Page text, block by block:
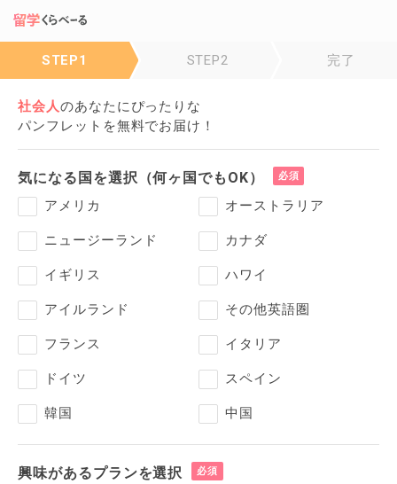
STEP1 STEP2 完了
社会人のあなたにぴったりな
パンフレットを無料でお届け！
気になる国を選択（何ヶ国でもOK）
アメリカ オーストラリア
ニュージーランド カナダ
イギリス ハワイ
アイルランド その他英語圏
フランス イタリア
ドイツ スペイン
韓国 中国
興味があるプランを選択